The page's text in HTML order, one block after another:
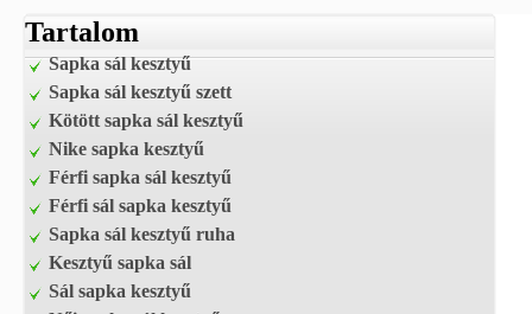
Tartalom
Sapka sál kesztyű
Sapka sál kesztyű szett
Kötött sapka sál kesztyű
Nike sapka kesztyű
Férfi sapka sál kesztyű
Férfi sál sapka kesztyű
Sapka sál kesztyű ruha
Kesztyű sapka sál
Sál sapka kesztyű